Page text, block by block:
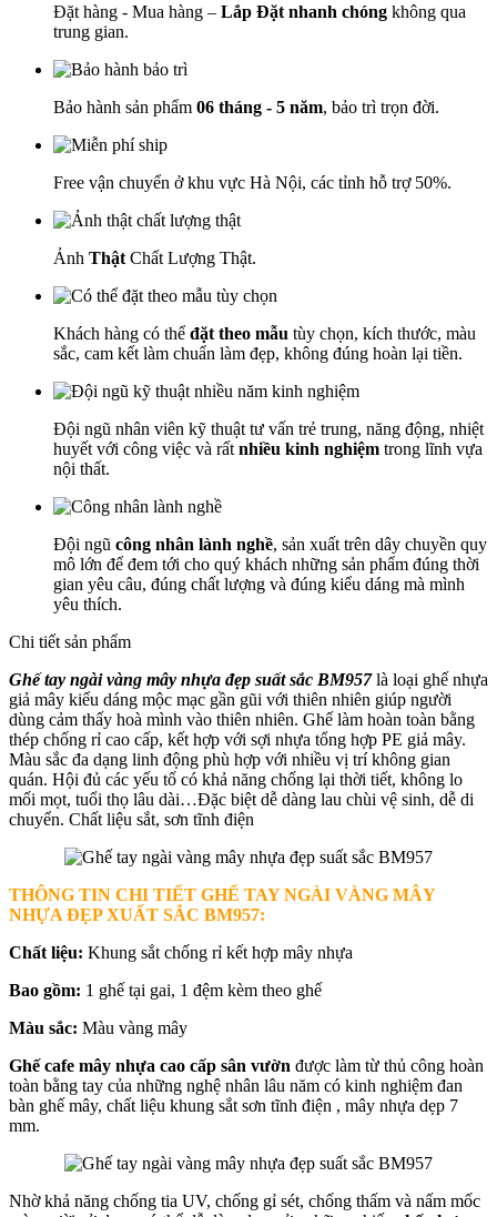
Đặt hàng - Mua hàng – Lắp Đặt nhanh chóng không qua
trung gian.
Bảo hành sản phẩm 06 tháng - 5 năm, bảo trì trọn đời.
Free vận chuyển ở khu vực Hà Nội, các tỉnh hỗ trợ 50%.
Ảnh Thật Chất Lượng Thật.
Khách hàng có thể đặt theo mẫu tùy chọn, kích thước, màu
sắc, cam kết làm chuẩn làm đẹp, không đúng hoàn lại tiền.
Đội ngũ nhân viên kỹ thuật tư vấn trẻ trung, năng động, nhiệt
huyết với công việc và rất nhiều kinh nghiệm trong lĩnh vựa
nội thất.
Đội ngũ công nhân lành nghề, sản xuất trên dây chuyền quy
mô lớn để đem tới cho quý khách những sản phẩm đúng thời
gian yêu câu, đúng chất lượng và đúng kiểu dáng mà mình
yêu thích.
Chi tiết sản phẩm
Ghế tay ngài vàng mây nhựa đẹp suất sắc BM957là loại ghế nhựa
giả mây kiểu dáng mộc mạc gần gũi với thiên nhiên giúp người
dùng cảm thấy hoà mình vào thiên nhiên. Ghế làm hoàn toàn bằng
thép chống rỉ cao cấp, kết hợp với sợi nhựa tổng hợp PE giả mây.
Màu sắc đa dạng linh động phù hợp với nhiều vị trí không gian
quán. Hội đủ các yếu tố có khả năng chống lại thời tiết, không lo
mối mọt, tuổi thọ lâu dài…Đặc biệt dễ dàng lau chùi vệ sinh, dễ di
chuyển. Chất liệu sắt, sơn tĩnh điện
THÔNG TIN CHI TIẾT GHẾ TAY NGÀI VÀNG MÂY
NHỰA ĐẸP XUẤT SẮC BM957:
Chất liệu: Khung sắt chống rỉ kết hợp mây nhựa
Bao gồm: 1 ghế tại gai, 1 đệm kèm theo ghế
Màu sắc: Màu vàng mây
Ghế cafe mây nhựa cao cấp sân vườn được làm từ thủ công hoàn
toàn bằng tay của những nghệ nhân lâu năm có kinh nghiệm đan
bàn ghế mây, chất liệu khung sắt sơn tĩnh điện , mây nhựa dẹp 7
mm.
Nhờ khả năng chống tia UV, chống gỉ sét, chống thấm và nấm mốc